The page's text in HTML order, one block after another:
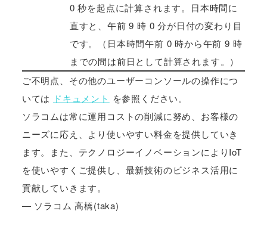
0 秒を起点に計算されます。日本時間に
直すと、午前 9 時 0 分が日付の変わり目
です。（日本時間午前 0 時から午前 9 時
までの間は前日として計算されます。）
ご不明点、その他のユーザーコンソールの操作につ
いては ドキュメント を参照ください。
ソラコムは常に運用コストの削減に努め、お客様の
ニーズに応え、より使いやすい料金を提供していき
ます。また、テクノロジーイノベーションによりIoT
を使いやすくご提供し、最新技術のビジネス活用に
貢献していきます。
― ソラコム 高橋(taka)